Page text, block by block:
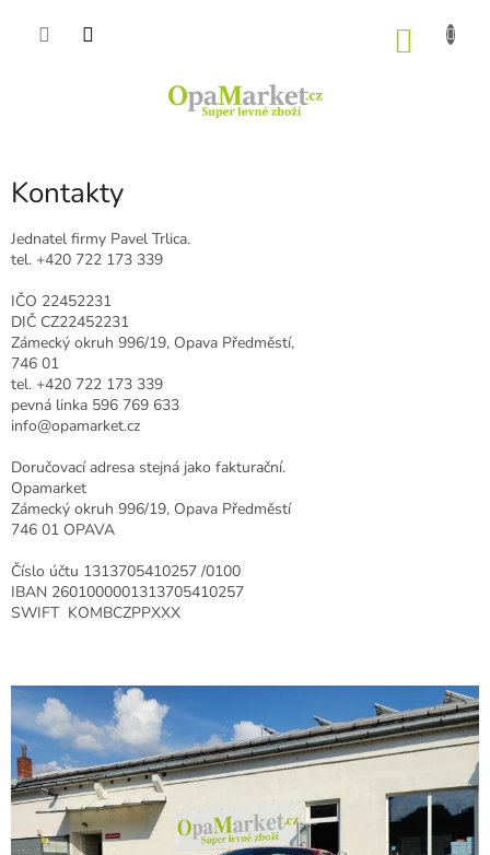
Kontakty
Jednatel firmy Pavel Trlica.
tel. +420 722 173 339
IČO 22452231
DIČ CZ22452231
Zámecký okruh 996/19, Opava Předměstí,
746 01
tel. +420 722 173 339
pevná linka 596 769 633
info@opamarket.cz
Doručovací adresa stejná jako fakturační.
Opamarket
Zámecký okruh 996/19, Opava Předměstí
746 01 OPAVA
Číslo účtu 1313705410257 /0100
IBAN 2601000001313705410257
SWIFT KOMBCZPPXXX